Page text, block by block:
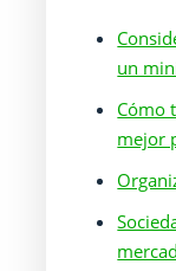
un
Cómo
mejor